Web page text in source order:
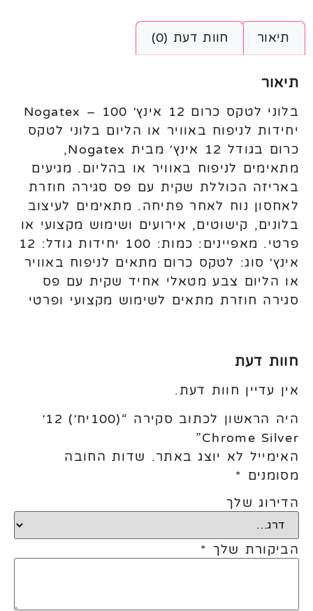
תיאור חוות דעת (0)
תיאור
בלוני לטקס כרום 12 אינץ׳ Nogatex – 100
יחידות לניפוח באוויר או הליום בלוני לטקס
כרום בגודל 12 אינץ׳ מבית Nogatex,
מתאימים לניפוח באוויר או בהליום. מגיעים
באריזה הכוללת שקית עם פס סגירה חוזרת
לאחסון נוח לאחר פתיחה. מתאימים לעיצוב
בלונים, קישוטים, אירועים ושימוש מקצועי או
פרטי. מאפיינים: כמות: 100 יחידות גודל: 12
אינץ׳ סוג: לטקס כרום מתאים לניפוח באוויר
או הליום צבע מטאלי אחיד שקית עם פס
סגירה חוזרת מתאים לשימוש מקצועי ופרטי
חוות דעת
אין עדיין חוות דעת.
היה הראשון לכתוב סקירה “(100יח׳) 12׳
Chrome Silver”
האימייל לא יוצג באתר. שדות החובה
מסומנים *
הדירוג שלך
הביקורת שלך *